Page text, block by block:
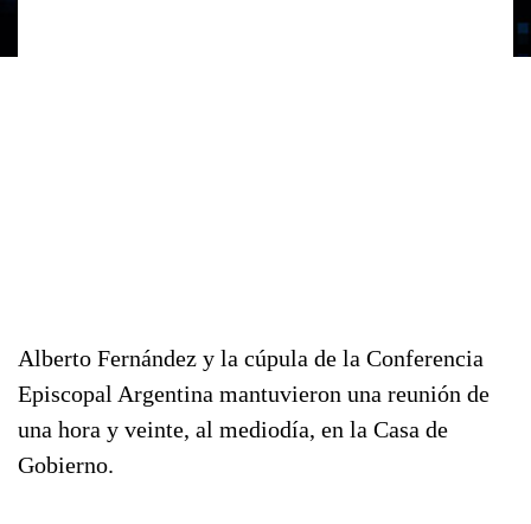
Alberto Fernández y la cúpula de la Conferencia
Episcopal Argentina mantuvieron una reunión de
una hora y veinte, al mediodía, en la Casa de
Gobierno.